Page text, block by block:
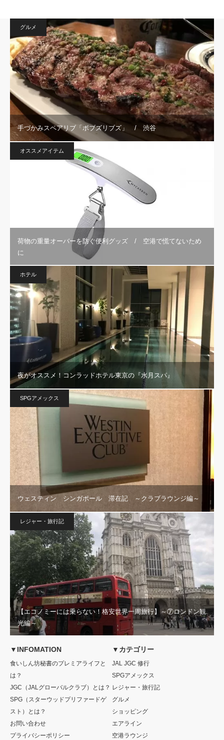
グルメ
手づかみスペアリブ「ボブズリブズ」 / 渋谷
オススメアイテム
荷物の重量オーバーを防ぐ便利グッズ / 空港で慌てないため
に
ホテル
夜がオススメ！コンラッドホテル東京の『水月スパ』
SPGアメックス
ウェスティン シンガポール 滞在記 ～クラブラウンジ編～
レジャー・旅行記
【エコノミーには乗らない！格安世界一周旅行】～⑦ロンドン観
光編～
▼INFOMATION
食いしん坊秘書のプレミアライフと
は？
JGC（JALグローバルクラブ）とは？
SPG（スターウッドプリファードゲ
スト）とは？
お問い合わせ
プライバシーポリシー
▼カテゴリー
JAL JGC 修行
SPGアメックス
レジャー・旅行記
グルメ
ショッピング
エアライン
空港ラウンジ